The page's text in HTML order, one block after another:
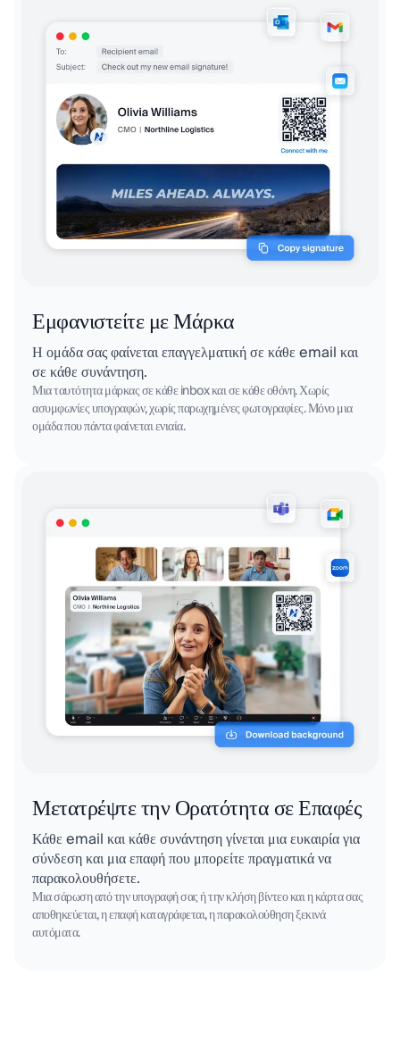
Εμφανιστείτε με Μάρκα
Η ομάδα σας φαίνεται επαγγελματική σε κάθε email και
σε κάθε συνάντηση.
Μια ταυτότητα μάρκας σε κάθε inbox και σε κάθε οθόνη. Χωρίς
ασυμφωνίες υπογραφών, χωρίς παρωχημένες φωτογραφίες. Μόνο μια
ομάδα που πάντα φαίνεται ενιαία.
Μετατρέψτε την Ορατότητα σε Επαφές
Κάθε email και κάθε συνάντηση γίνεται μια ευκαιρία για
σύνδεση και μια επαφή που μπορείτε πραγματικά να
παρακολουθήσετε.
Μια σάρωση από την υπογραφή σας ή την κλήση βίντεο και η κάρτα σας
αποθηκεύεται, η επαφή καταγράφεται, η παρακολούθηση ξεκινά
αυτόματα.